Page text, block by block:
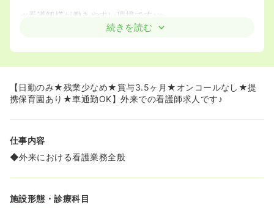
≪看護師様が働きやすい環境です♪≫
◆日勤帯のお仕事かつ残業が少ないため、プライベートと
◆当院と提携している保育園が徒歩圏内にあり、ママさん
◆最寄り駅から徒歩8分の好立地です！
◆資格手当やユニフォーム手当など福利厚生が充実してい
続きを読む
【日勤のみ★残業少なめ★賞与3.5ヶ月★オンコールなし★提
携保育園あり★車通勤OK】外来での看護師求人です♪
仕事内容
◆外来における看護業務全般
施設形態・診療科目